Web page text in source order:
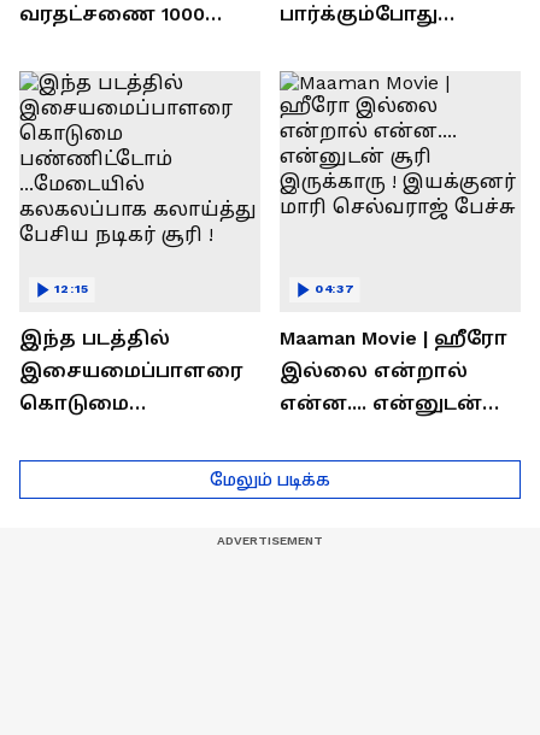
வரதட்சணை 1000
ரொக்கம் எவ்வளவு
தெரியுமா?
பார்க்கும்போது
இருக்கிறது !
லோகேஷ் கனகராஜ்
பேச்சு !
இந்த படத்தில்
இசையமைப்பாளரை
கொடுமை
...மேடையில்
கலகலப்பாக
12:15
Maaman Movie | ஹீரோ
இல்லை என்றால்
என்ன.... என்னுடன்
இயக்குனர் மாரி
செல்வராஜ் பேச்சு
04:37
மேலும் படிக்க